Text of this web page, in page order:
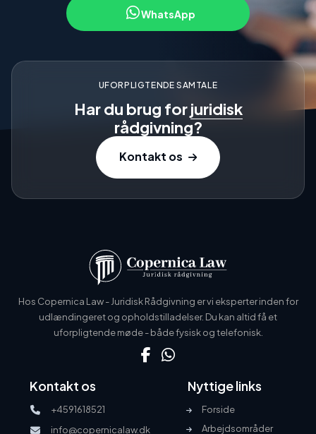
WhatsApp
UFORPLIGTENDE SAMTALE
Har du brug forjuridisk
rådgivning?
Kontakt os
Hos Copernica Law - Juridisk Rådgivning er vi eksperter inden for
udlændingeret og opholdstilladelser. Du kan altid få et
uforpligtende møde - både fysisk og telefonisk.
Nyttige links
Forside
Arbejdsområder
Kontakt os
+4591618521
info@copernicalaw.dk